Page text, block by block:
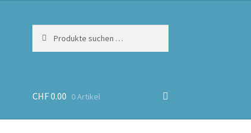
nach:
CHF0.00 0 Artikel